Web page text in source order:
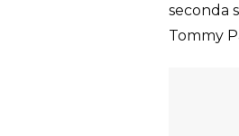
seconda
Tommy